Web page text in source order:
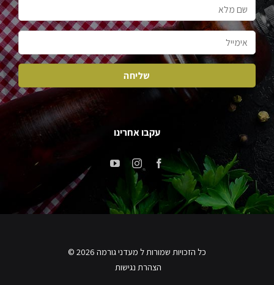
עקבו אחרינו
כל הזכויות שמורות ל מעדני גורמה 2026 ©
הצהרת נגישות